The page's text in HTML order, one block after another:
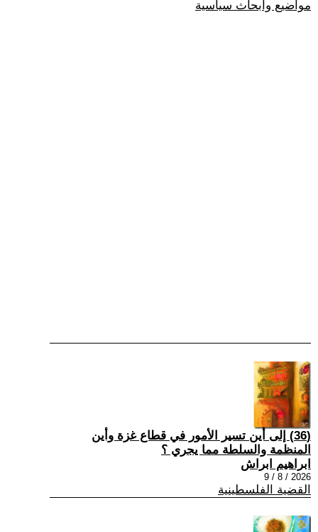
مواضيع وابحاث سياسية
(36) إلى أين تسير الأمور في قطاع غزة وأين
المنظمة والسلطة مما يجري ؟
ابراهيم ابراش
2026 / 8 / 9
القضية الفلسطينية